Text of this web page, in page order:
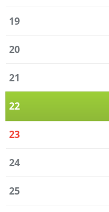
19
20
21
22
23
24
25